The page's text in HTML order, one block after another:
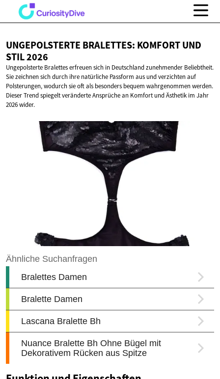
UNGEPOLSTERTE BRALETTES: KOMFORT UND
STIL 2026
Ungepolsterte Bralettes erfreuen sich in Deutschland zunehmender Beliebtheit.
Sie zeichnen sich durch ihre natürliche Passform aus und verzichten auf
Polsterungen, wodurch sie oft als besonders bequem wahrgenommen werden.
Dieser Trend spiegelt veränderte Ansprüche an Komfort und Ästhetik im Jahr
2026 wider.